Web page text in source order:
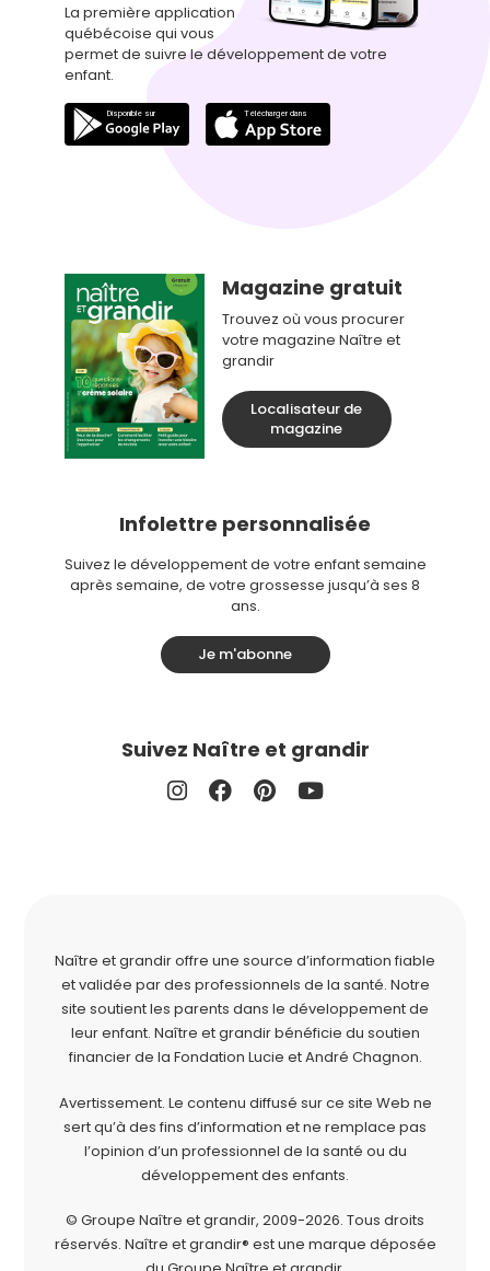
La première application
québécoise qui vous
permet de suivre le développement de votre
enfant.
Magazine gratuit
Trouvez où vous procurer
votre magazine Naître et
grandir
Localisateur de
magazine
Infolettre personnalisée
Suivez le développement de votre enfant semaine
après semaine, de votre grossesse jusqu’à ses 8
ans.
Je m'abonne
Suivez Naître et grandir
Naître et grandir offre une source d’information fiable
et validée par des professionnels de la santé. Notre
site soutient les parents dans le développement de
leur enfant. Naître et grandir bénéficie du soutien
financier de la Fondation Lucie et André Chagnon.
Avertissement. Le contenu diffusé sur ce site Web ne
sert qu’à des fins d’information et ne remplace pas
l’opinion d’un professionnel de la santé ou du
développement des enfants.
© Groupe Naître et grandir, 2009-2026. Tous droits
réservés. Naître et grandir® est une marque déposée